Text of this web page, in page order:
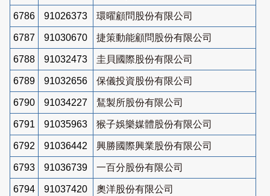
6786 91026373 環曜顧問股份有限公司
6787 91030670 捷策動能顧問股份有限公司
6788 91032473 圭貝國際股份有限公司
6789 91032656 保儀投資股份有限公司
6790 91034227 鵟製所股份有限公司
6791 91035963 猴子娛樂媒體股份有限公司
6792 91036442 興勝國際興業股份有限公司
6793 91036739 一百分股份有限公司
6794 91037420 奧洋股份有限公司